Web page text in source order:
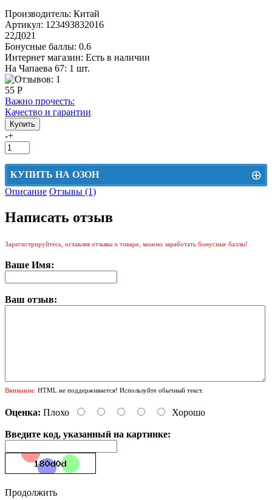
Производитель: Китай
Артикул: 123493832016
22Д021
Бонусные баллы: 0.6
Интернет магазин: Есть в наличии
На Чапаева 67: 1 шт.
55 Р
Важно прочесть:
Качество и гарантии
-+
КУПИТЬ НА ОЗОН ⊕
Цена на Озон включает доставку, упаковку и комиссии маркетплейса
Этот товар можно приобрести на Озон. Для перехода в маркетплейс
КУПИТЬ НА ОЗОН
Описание Отзывы (1)
Написать отзыв
Зарегистрируйтесь, оставляя отзывы о товаре, можно заработать бонусные баллы!
Ваше Имя:
Ваш отзыв:
Внимание: HTML не поддерживается! Используйте обычный текст.
Оценка: Плохо Хорошо
Введите код, указанный на картинке:
Продолжить